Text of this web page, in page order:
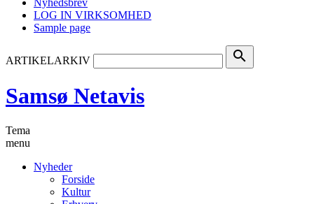
Nyhedsbrev
LOG IN VIRKSOMHED
Sample page
ARTIKELARKIV search
Samsø Netavis
Tema
menu
Nyheder
Forside
Kultur